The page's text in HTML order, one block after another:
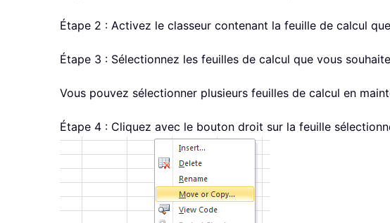
Étape 2 : Activez le classeur contenant la feuille de calcul
Étape 3 : Sélectionnez les feuilles de calcul que vous
Vous pouvez sélectionner plusieurs feuilles de calcul en
Étape 4 : Cliquez avec le bouton droit sur la feuille